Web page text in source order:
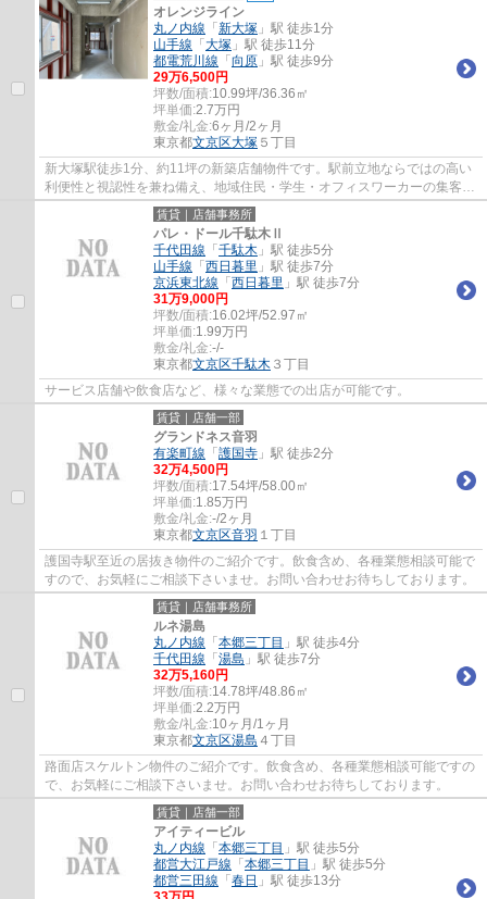
オレンジライン
丸ノ内線 「 新大塚 」駅 徒歩1分
山手線 「 大塚 」駅 徒歩11分
都電荒川線 「 向原 」駅 徒歩9分
29万6,500円
坪数/面積:10.99坪/36.36㎡
坪単価:2.7万円
敷金/礼金:6ヶ月/2ヶ月
東京都文京区大塚 ５丁目
新大塚駅徒歩1分、約11坪の新築店舗物件です。駅前立地ならではの高い
利便性と視認性を兼ね備え、地域住民・学生・オフィスワーカーの集客が
期待できます。2026年新築で設備面も整いや...
賃貸｜店舗事務所
パレ・ドール千駄木Ⅱ
千代田線 「 千駄木 」駅 徒歩5分
山手線 「 西日暮里 」駅 徒歩7分
京浜東北線 「 西日暮里 」駅 徒歩7分
31万9,000円
坪数/面積:16.02坪/52.97㎡
坪単価:1.99万円
敷金/礼金:-/-
東京都文京区千駄木 ３丁目
サービス店舗や飲食店など、様々な業態での出店が可能です。
賃貸｜店舗一部
グランドネス音羽
有楽町線 「 護国寺 」駅 徒歩2分
32万4,500円
坪数/面積:17.54坪/58.00㎡
坪単価:1.85万円
敷金/礼金:-/2ヶ月
東京都文京区音羽 １丁目
護国寺駅至近の居抜き物件のご紹介です。飲食含め、各種業態相談可能で
すので、お気軽にご相談下さいませ。お問い合わせお待ちしております。
賃貸｜店舗事務所
ルネ湯島
丸ノ内線 「 本郷三丁目 」駅 徒歩4分
千代田線 「 湯島 」駅 徒歩7分
32万5,160円
坪数/面積:14.78坪/48.86㎡
坪単価:2.2万円
敷金/礼金:10ヶ月/1ヶ月
東京都文京区湯島 ４丁目
路面店スケルトン物件のご紹介です。飲食含め、各種業態相談可能ですの
で、お気軽にご相談下さいませ。お問い合わせお待ちしております。
賃貸｜店舗一部
アイティービル
丸ノ内線 「 本郷三丁目 」駅 徒歩5分
都営大江戸線 「 本郷三丁目 」駅 徒歩5分
都営三田線 「 春日 」駅 徒歩13分